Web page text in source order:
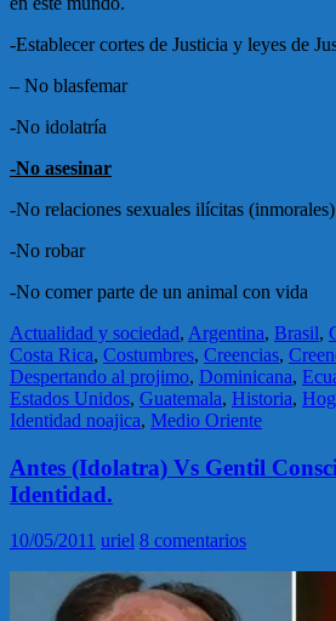
-Establecer cortes de Justicia y leyes de
– No blasfemar
-No idolatría
-No asesinar
-No relaciones sexuales ilícitas (inmorales)
-No robar
-No comer parte de un animal con vida
Actualidad y sociedad, Argentina, Brasil,
Costa Rica, Costumbres, Creencias,
Despertando al projimo, Dominicana,
Estados Unidos, Guatemala, Historia,
Identidad noajica, Medio Oriente
Antes (Idolatra) Vs Gentil
Identidad.
10/05/2011 uriel 8 comentarios